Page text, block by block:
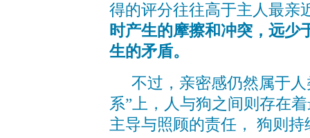
得的评分往往高于主人最亲
时产生的摩擦和冲突，远少
生的矛盾。
不过，亲密感仍然属于
系”上，人与狗之间则存在
主导与照顾的责任， 狗则